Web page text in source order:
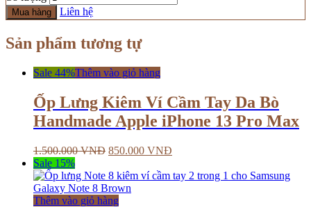
Mua hàng Liên hệ
Sản phẩm tương tự
Sale 44%Thêm vào giỏ hàng
Ốp Lưng Kiêm Ví Cầm Tay Da Bò
Handmade Apple iPhone 13 Pro Max
1.500.000VNĐ 850.000 VNĐ
Sale 15%
Thêm vào giỏ hàng